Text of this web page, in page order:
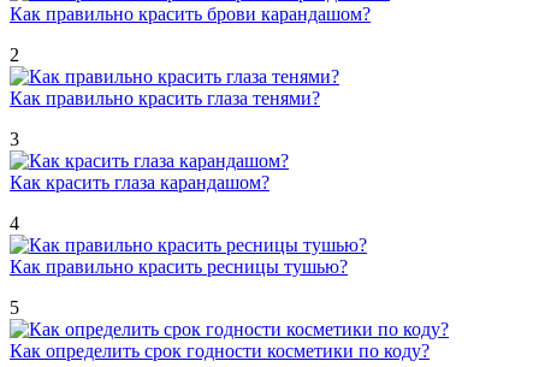
Как правильно красить брови карандашом?
2
Как правильно красить глаза тенями?
3
Как красить глаза карандашом?
4
Как правильно красить ресницы тушью?
5
Как определить срок годности косметики по коду?